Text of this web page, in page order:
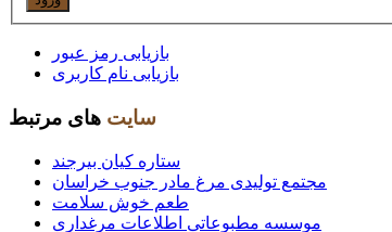
بازیابی رمز عبور
بازیابی نام کاربری
سایت های مرتبط
ستاره کیان بیرجند
مجتمع تولیدی مرغ مادر جنوب خراسان
طعم خوش سلامت
موسسه مطبوعاتی اطلاعات مرغداری